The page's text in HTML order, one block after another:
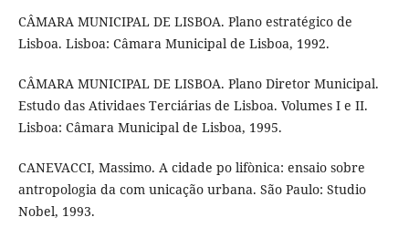
CÂMARA MUNICIPAL DE LISBOA. Plano estratégico de
Lisboa. Lisboa: Câmara Municipal de Lisboa, 1992.
CÂMARA MUNICIPAL DE LISBOA. Plano Diretor Municipal.
Estudo das Atividaes Terciárias de Lisboa. Volumes I e II.
Lisboa: Câmara Municipal de Lisboa, 1995.
CANEVACCI, Massimo. A cidade po lifònica: ensaio sobre
antropologia da com unicação urbana. São Paulo: Studio
Nobel, 1993.